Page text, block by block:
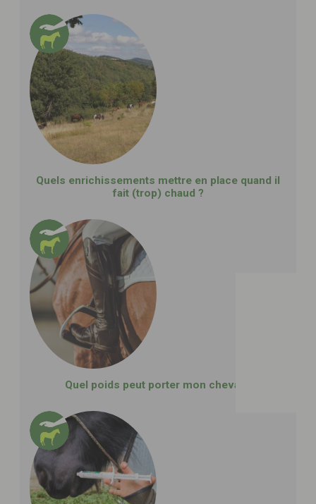
Quels enrichissements mettre en place quand il
fait (trop) chaud ?
Quel poids peut porter mon cheval ?